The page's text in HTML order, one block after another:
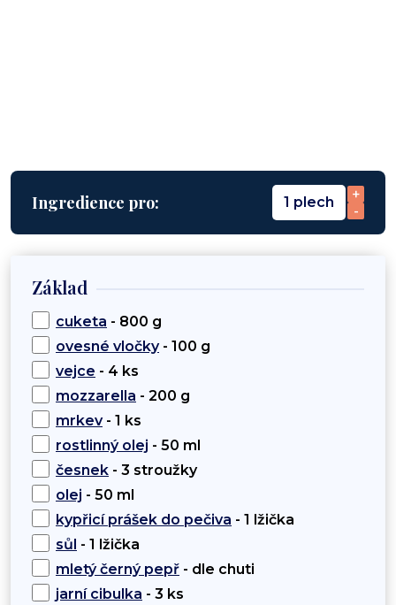
Ingredience pro: 1 plech
+
-
Základ
cuketa - 800 g
ovesné vločky- 100 g
vejce - 4 ks
mozzarella - 200 g
mrkev- 1 ks
rostlinný olej - 50 ml
česnek - 3 stroužky
olej - 50 ml
kypřicí prášek do pečiva - 1 lžička
sůl - 1 lžička
mletý černý pepř - dle chuti
jarní cibulka - 3 ks